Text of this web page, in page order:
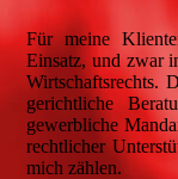
Für meine
Einsatz, und zwar
Wirtschaftsrechts.
gerichtliche
gewerbliche
rechtlicher
mich zählen.